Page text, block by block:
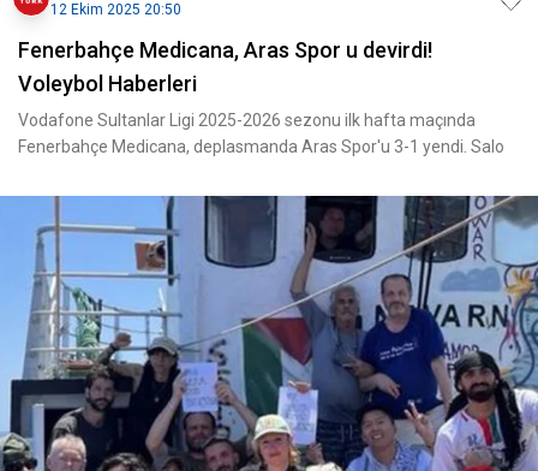
12 Ekim 2025 20:50
Fenerbahçe Medicana, Aras Spor u devirdi!
Voleybol Haberleri
Vodafone Sultanlar Ligi 2025-2026 sezonu ilk hafta maçında
Fenerbahçe Medicana, deplasmanda Aras Spor'u 3-1 yendi. Salo